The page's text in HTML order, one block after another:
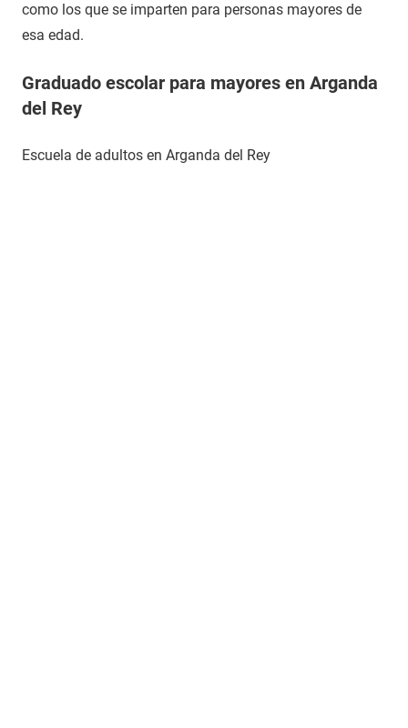
como los que se imparten para personas mayores de
esa edad.
Graduado escolar para mayores en Arganda
del Rey
Escuela de adultos en Arganda del Rey